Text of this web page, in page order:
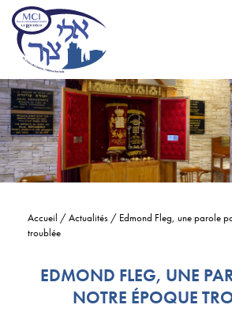
Accueil /Actualités / Edmond Fleg, une parole
troublée
EDMOND FLEG, UNE
NOTRE ÉPOQUE